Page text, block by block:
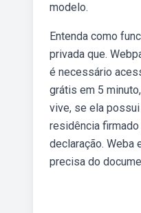
modelo.
Entenda como
privada que.
é necessário
grátis em 5
vive, se ela
residência
declaração. Weba
precisa do